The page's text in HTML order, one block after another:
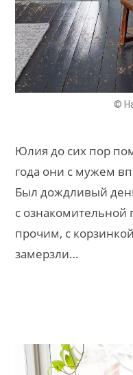
©
Юлия до сих пор
года они с мужем
Был дождливый
с ознакомительной
прочим, с
замерзли…